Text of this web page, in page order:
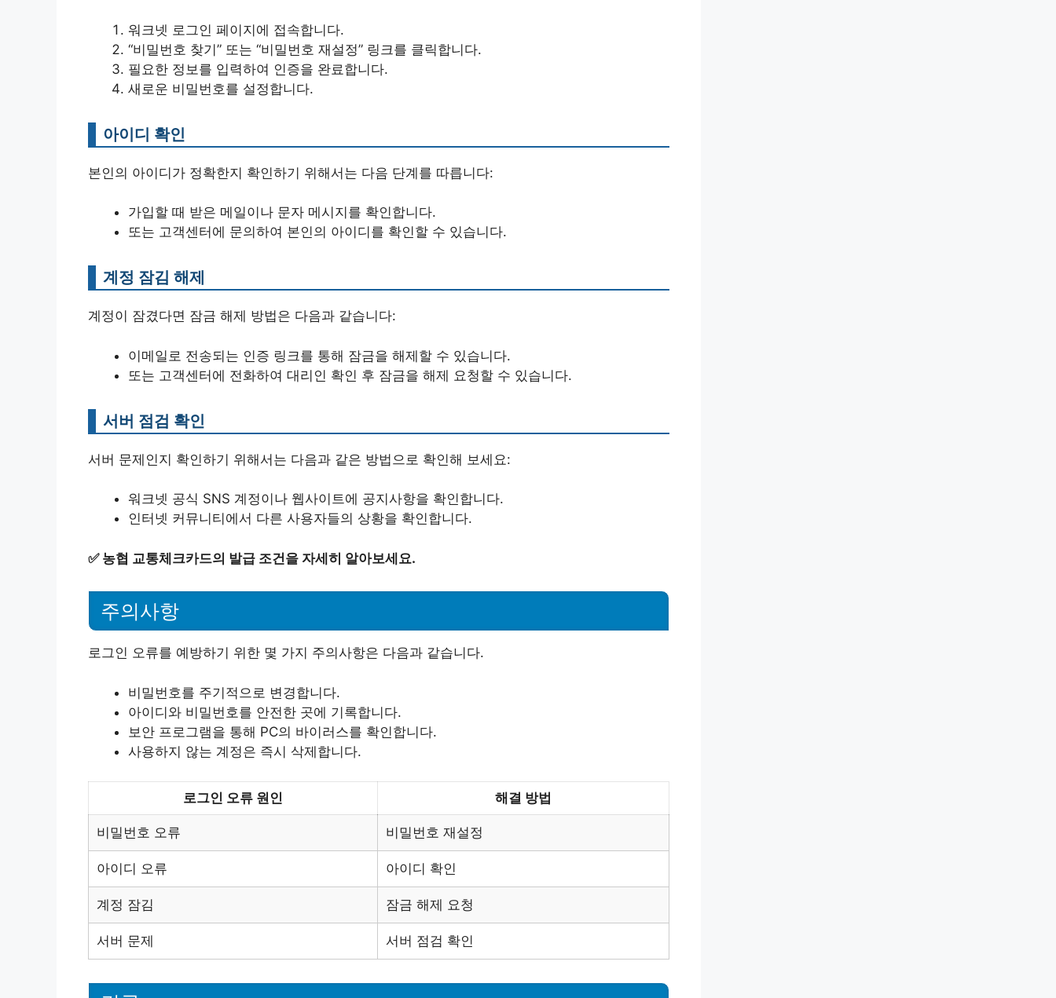
워크넷 로그인 페이지에 접속합니다.
“비밀번호 찾기” 또는 “비밀번호 재설정” 링크를 클릭합니다.
필요한 정보를 입력하여 인증을 완료합니다.
새로운 비밀번호를 설정합니다.
아이디 확인
본인의 아이디가 정확한지 확인하기 위해서는 다음 단계를 따릅니다:
가입할 때 받은 메일이나 문자 메시지를 확인합니다.
또는 고객센터에 문의하여 본인의 아이디를 확인할 수 있습니다.
계정 잠김 해제
계정이 잠겼다면 잠금 해제 방법은 다음과 같습니다:
이메일로 전송되는 인증 링크를 통해 잠금을 해제할 수 있습니다.
또는 고객센터에 전화하여 대리인 확인 후 잠금을 해제 요청할 수 있습니다.
서버 점검 확인
서버 문제인지 확인하기 위해서는 다음과 같은 방법으로 확인해 보세요:
워크넷 공식 SNS 계정이나 웹사이트에 공지사항을 확인합니다.
인터넷 커뮤니티에서 다른 사용자들의 상황을 확인합니다.
✅ 농협 교통체크카드의 발급 조건을 자세히 알아보세요.
주의사항
로그인 오류를 예방하기 위한 몇 가지 주의사항은 다음과 같습니다.
비밀번호를 주기적으로 변경합니다.
아이디와 비밀번호를 안전한 곳에 기록합니다.
보안 프로그램을 통해 PC의 바이러스를 확인합니다.
사용하지 않는 계정은 즉시 삭제합니다.
로그인 오류 원인 해결 방법
비밀번호 오류 비밀번호 재설정
아이디 오류 아이디 확인
계정 잠김 잠금 해제 요청
서버 문제 서버 점검 확인